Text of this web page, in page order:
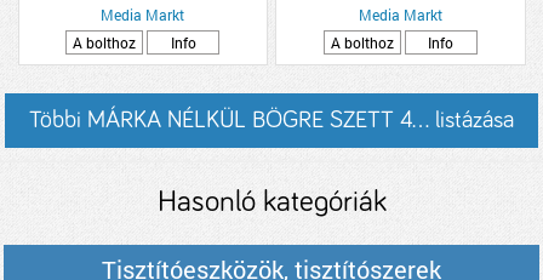
Media Markt
A bolthoz
Info
Media Markt
A bolthoz
Info
Többi MÁRKA NÉLKÜL BÖGRE SZETT 4... listázása
Hasonló kategóriák
Tisztítóeszközök, tisztítószerek